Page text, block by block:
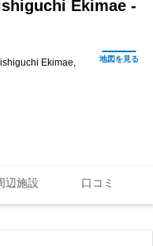
辺施設 口コミ
Ekimae -
Ekimae,